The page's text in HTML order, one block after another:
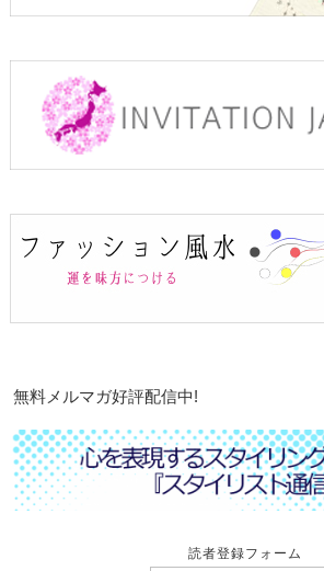
無料メルマガ好評配信中!
読者登録フォーム